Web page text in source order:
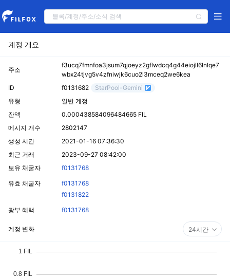
계정 개요
주소
f3ucq7fmnfoa3jsum7qjoeyz2gflwdcq4g44eiojll6lnlqe7
wbx24tjvg5v4zfniwjk6cuo2l3mceq2we6kea
ID
f0131682
StarPool-Gemini
유형
일반 계정
잔액
0.000438584096484665 FIL
메시지 개수
2802147
생성 시간
2021-01-16 07:36:30
최근 거래
2023-09-27 08:42:00
보유 채굴자
f0131768
유효 채굴자
f0131768
f0131822
광부 혜택
f0131768
계정 변화 24시간